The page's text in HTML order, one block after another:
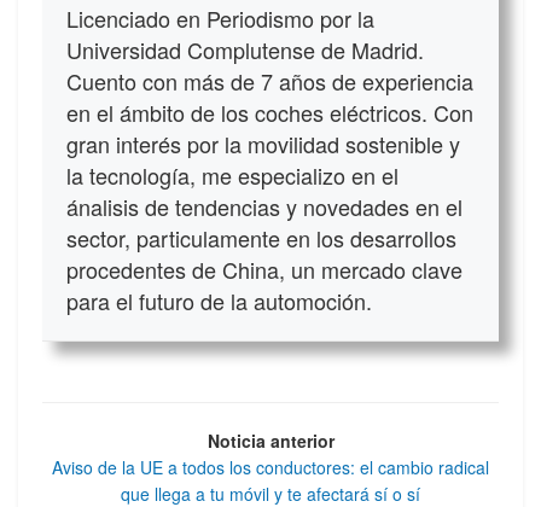
Licenciado en Periodismo por la
Universidad Complutense de Madrid.
Cuento con más de 7 años de experiencia
en el ámbito de los coches eléctricos. Con
gran interés por la movilidad sostenible y
la tecnología, me especializo en el
ánalisis de tendencias y novedades en el
sector, particulamente en los desarrollos
procedentes de China, un mercado clave
para el futuro de la automoción.
Noticia anterior
Aviso de la UE a todos los conductores: el cambio radical
que llega a tu móvil y te afectará sí o sí